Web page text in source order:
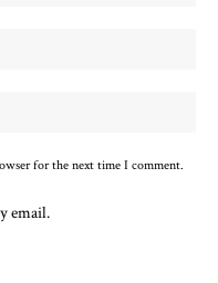
for the next time I comment.
email.